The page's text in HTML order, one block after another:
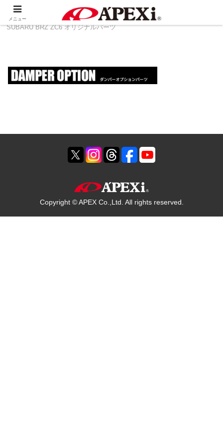
製品情報 その他
TOYOTA 86 ZN6 ＆
SUBARU BRZ ZC6 オリジナルパーツ
Copyright © APEX Co.,Ltd. All rights reserved.
メニュー